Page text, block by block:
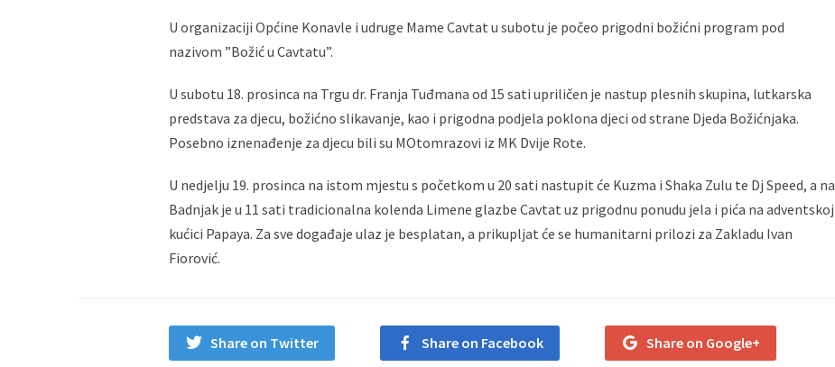
U organizaciji Općine Konavle i udruge Mame Cavtat u subotu je počeo prigodni božićni program pod
nazivom ”Božić u Cavtatu”.
U subotu 18. prosinca na Trgu dr. Franja Tuđmana od 15 sati upriličen je nastup plesnih skupina, lutkarska
predstava za djecu, božićno slikavanje, kao i prigodna podjela poklona djeci od strane Djeda Božićnjaka.
Posebno iznenađenje za djecu bili su MOtomrazovi iz MK Dvije Rote.
U nedjelju 19. prosinca na istom mjestu s početkom u 20 sati nastupit će Kuzma i Shaka Zulu te Dj Speed, a na
Badnjak je u 11 sati tradicionalna kolenda Limene glazbe Cavtat uz prigodnu ponudu jela i pića na adventskoj
kućici Papaya. Za sve događaje ulaz je besplatan, a prikupljat će se humanitarni prilozi za Zakladu Ivan
Fiorović.
Share on Twitter Share on Facebook Share on Google+